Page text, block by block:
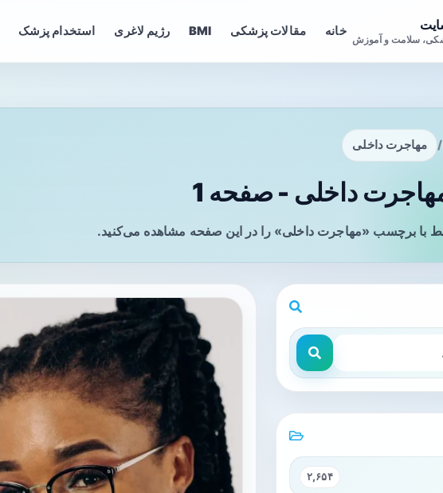
سلامت و آموزش
خانه مقالات پزشکی BMI رژیم لاغری استخدام پزشک
/ مهاجرت داخلی
داخلی - صفحه 1
با برچسب «مهاجرت داخلی» را در این صفحه مشاهده می‌کنید.
۲,۶۵۴